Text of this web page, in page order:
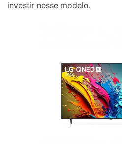
investir nesse modelo.